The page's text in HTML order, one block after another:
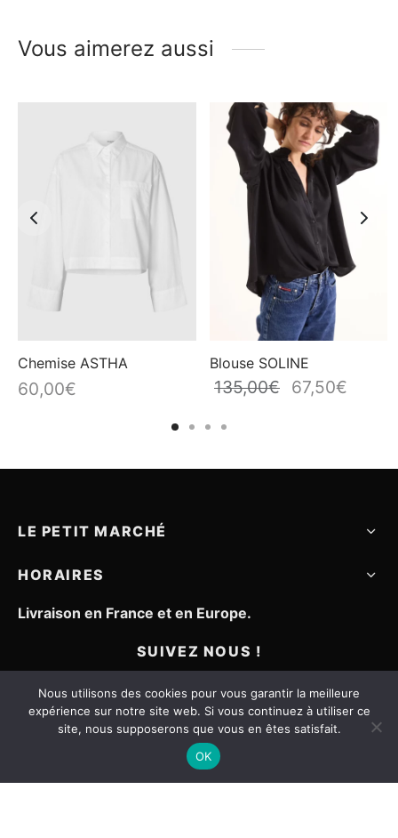
Vous aimerez aussi
Chemise ASTHA
60,00€
Blouse SOLINE
135,00€
Le prix
67,50€
LE PETIT MARCHÉ
HORAIRES
Livraison en France et en Europe.
SUIVEZ NOUS !
Nous utilisons des cookies pour vous garantir la meilleure
expérience sur notre site web. Si vous continuez à utiliser ce
site, nous supposerons que vous en êtes satisfait.
OK